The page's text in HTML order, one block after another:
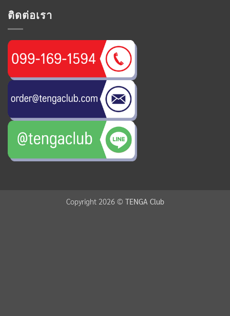
ติดต่อเรา
Copyright 2026 © TENGA Club